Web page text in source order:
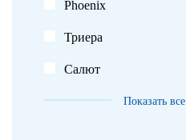
Phoenix
Триера
Салют
Показать все